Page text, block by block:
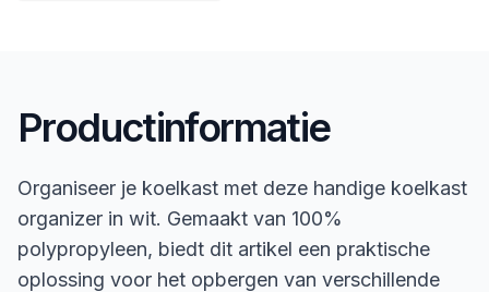
Productinformatie
Organiseer je koelkast met deze handige koelkast
organizer in wit. Gemaakt van 100%
polypropyleen, biedt dit artikel een praktische
oplossing voor het opbergen van verschillende